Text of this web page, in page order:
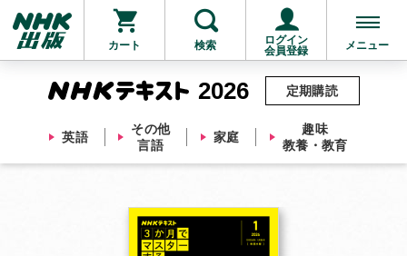
カート 検索
ログイン
会員登録
メニュー
2026
英語
その他
言語
家庭
趣味
教養・教育
定期購読
他にも商品を買う